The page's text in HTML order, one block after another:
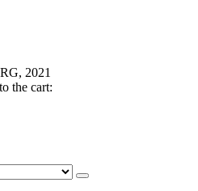
2021
the cart: